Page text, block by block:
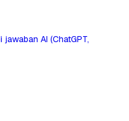
AI (ChatGPT,